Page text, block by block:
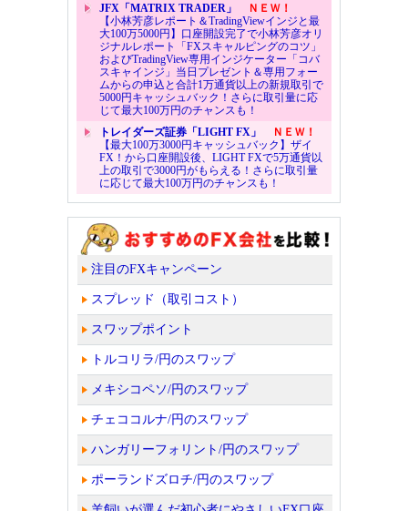
JFX「MATRIX TRADER」
ＮＥＷ！
【小林芳彦レポート＆TradingViewインジと最
大100万5000円】口座開設完了で小林芳彦オリ
ジナルレポート「FXスキャルピングのコツ」
およびTradingView専用インジケーター「コバ
スキャインジ」当日プレゼント＆専用フォー
ムからの申込と合計1万通貨以上の新規取引で
5000円キャッシュバック！さらに取引量に応
じて最大100万円のチャンスも！
トレイダーズ証券「LIGHT FX」
ＮＥＷ！
【最大100万3000円キャッシュバック】ザイ
FX！から口座開設後、LIGHT FXで5万通貨以
上の取引で3000円がもらえる！さらに取引量
に応じて最大100万円のチャンスも！
注目のFXキャンペーン
スプレッド（取引コスト）
スワップポイント
トルコリラ/円のスワップ
メキシコペソ/円のスワップ
チェココルナ/円のスワップ
ハンガリーフォリント/円のスワップ
ポーランドズロチ/円のスワップ